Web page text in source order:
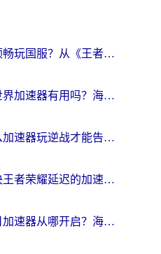
人在海外，如何顺畅玩国服？从《王者荣耀》到《云图计划》的加速器终极指南
在国外玩塔瑞斯世界加速器有用吗？海外玩家亲测后的真实答案
身在海外，用什么加速器玩逆战才能告别延迟？
海外党必看：解决王者荣耀延迟的加速器终极指南——从EVE到猫和老鼠，一个工具全搞定
苹果手机无尽冬日加速器从哪开启？海外玩家的冬日生存指南